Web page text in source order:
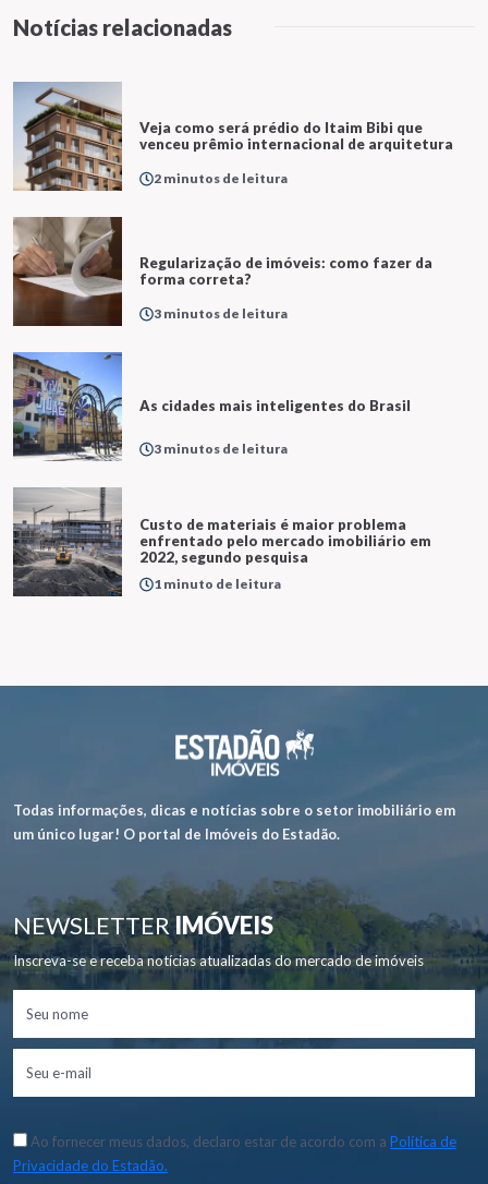
Notícias relacionadas
Veja como será prédio do Itaim Bibi que
venceu prêmio internacional de arquitetura
2 minutos de leitura
Regularização de imóveis: como fazer da
forma correta?
3 minutos de leitura
As cidades mais inteligentes do Brasil
3 minutos de leitura
Custo de materiais é maior problema
enfrentado pelo mercado imobiliário em
2022, segundo pesquisa
1 minuto de leitura
Todas informações, dicas e notícias sobre o setor imobiliário em
um único lugar! O portal de Imóveis do Estadão.
NEWSLETTERIMÓVEIS
Inscreva-se e receba notícias atualizadas do mercado de imóveis
Ao fornecer meus dados, declaro estar de acordo com a Política de
Privacidade do Estadão.